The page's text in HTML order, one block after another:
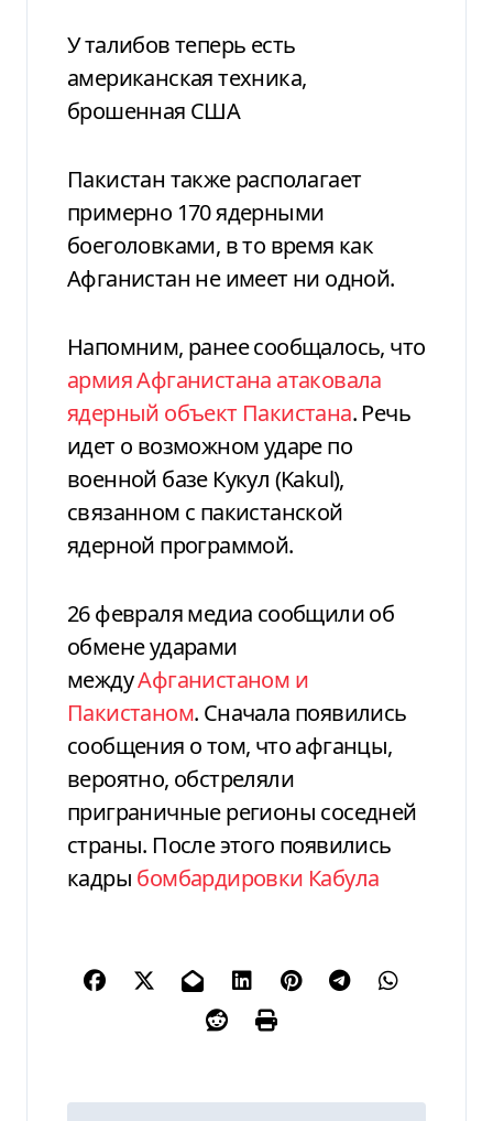
У талибов теперь есть
американская техника,
брошенная США
Пакистан также располагает
примерно 170 ядерными
боеголовками, в то время как
Афганистан не имеет ни одной.
Напомним, ранее сообщалось, что
армия Афганистана атаковала
ядерный объект Пакистана. Речь
идет о возможном ударе по
военной базе Кукул (Kakul),
связанном с пакистанской
ядерной программой.
26 февраля медиа сообщили об
обмене ударами
междуАфганистаном и
Пакистаном. Сначала появились
сообщения о том, что афганцы,
вероятно, обстреляли
приграничные регионы соседней
страны. После этого появились
кадры бомбардировки Кабула